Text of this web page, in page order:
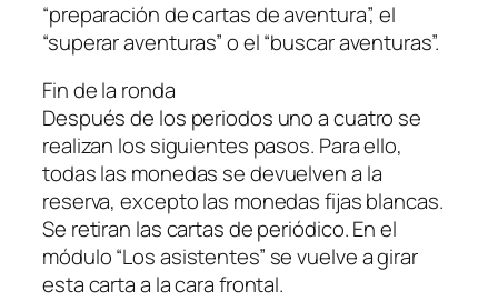
“preparación de cartas de aventura”, el
“superar aventuras” o el “buscar aventuras”.
Fin de la ronda
Después de los periodos uno a cuatro se
realizan los siguientes pasos. Para ello,
todas las monedas se devuelven a la
reserva, excepto las monedas fijas blancas.
Se retiran las cartas de periódico. En el
módulo “Los asistentes” se vuelve a girar
esta carta a la cara frontal.